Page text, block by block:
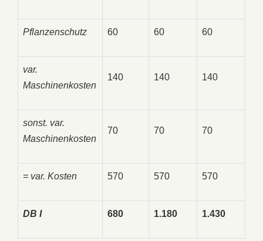
Pflanzenschutz 60 60 60
var.
Maschinenkosten
140 140 140
sonst. var.
Maschinenkosten
70 70 70
= var. Kosten 570 570 570
DB I 680 1.180 1.430